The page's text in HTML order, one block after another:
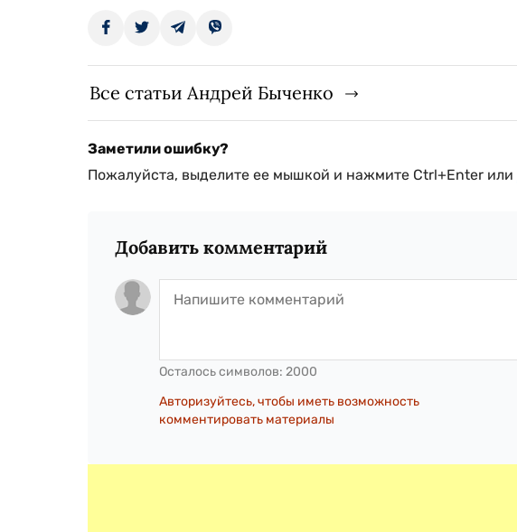
Все статьи Андрей Быченко
Заметили ошибку?
Пожалуйста, выделите ее мышкой и нажмите Ctrl+Enter или
Добавить комментарий
Осталось символов: 2000
Авторизуйтесь, чтобы иметь возможность
комментировать материалы